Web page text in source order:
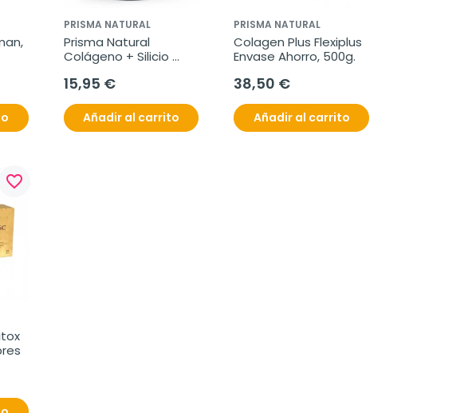
PRISMA NATURAL
Prisma Natural
Colágeno + Silicio
Comprimidos.
15,95 €
Añadir al carrito
PRISMA NATURAL
Colagen Plus Flexiplus
Envase Ahorro, 500g.
38,50 €
Añadir al carrito
favorite_border